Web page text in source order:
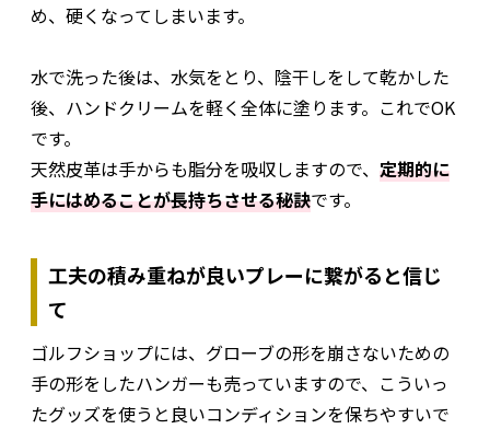
め、硬くなってしまいます。
水で洗った後は、水気をとり、陰干しをして乾かした
後、ハンドクリームを軽く全体に塗ります。これでOK
です。
天然皮革は手からも脂分を吸収しますので、 定期的に
手にはめることが長持ちさせる秘訣です。
工夫の積み重ねが良いプレーに繋がると信じ
て
ゴルフショップには、グローブの形を崩さないための
手の形をしたハンガーも売っていますので、こういっ
たグッズを使うと良いコンディションを保ちやすいで